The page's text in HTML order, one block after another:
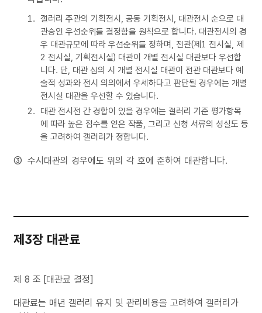
갤러리 주관의 기획전시, 공동 기획전시, 대관전시 순으로 대
관승인 우선순위를 결정함을 원칙으로 합니다. 대관전시의 경
우 대관규모에 따라 우선순위를 정하며, 전관(제1 전시실, 제
2 전시실, 기획전시실) 대관이 개별 전시실 대관보다 우선합
니다. 단, 대관 심의 시 개별 전시실 대관이 전관 대관보다 예
술적 성과와 전시 의의에서 우세하다고 판단될 경우에는 개별
전시실 대관을 우선할 수 있습니다.
대관 전시전 간 경합이 있을 경우에는 갤러리 기준 평가항목
에 따라 높은 점수를 얻은 작품, 그리고 신청 서류의 성실도 등
을 고려하여 갤러리가 정합니다.
수시대관의 경우에도 위의 각 호에 준하여 대관합니다.
제3장 대관료
제 8 조 [대관료 결정]
대관료는 매년 갤러리 유지 및 관리비용을 고려하여 갤러리가